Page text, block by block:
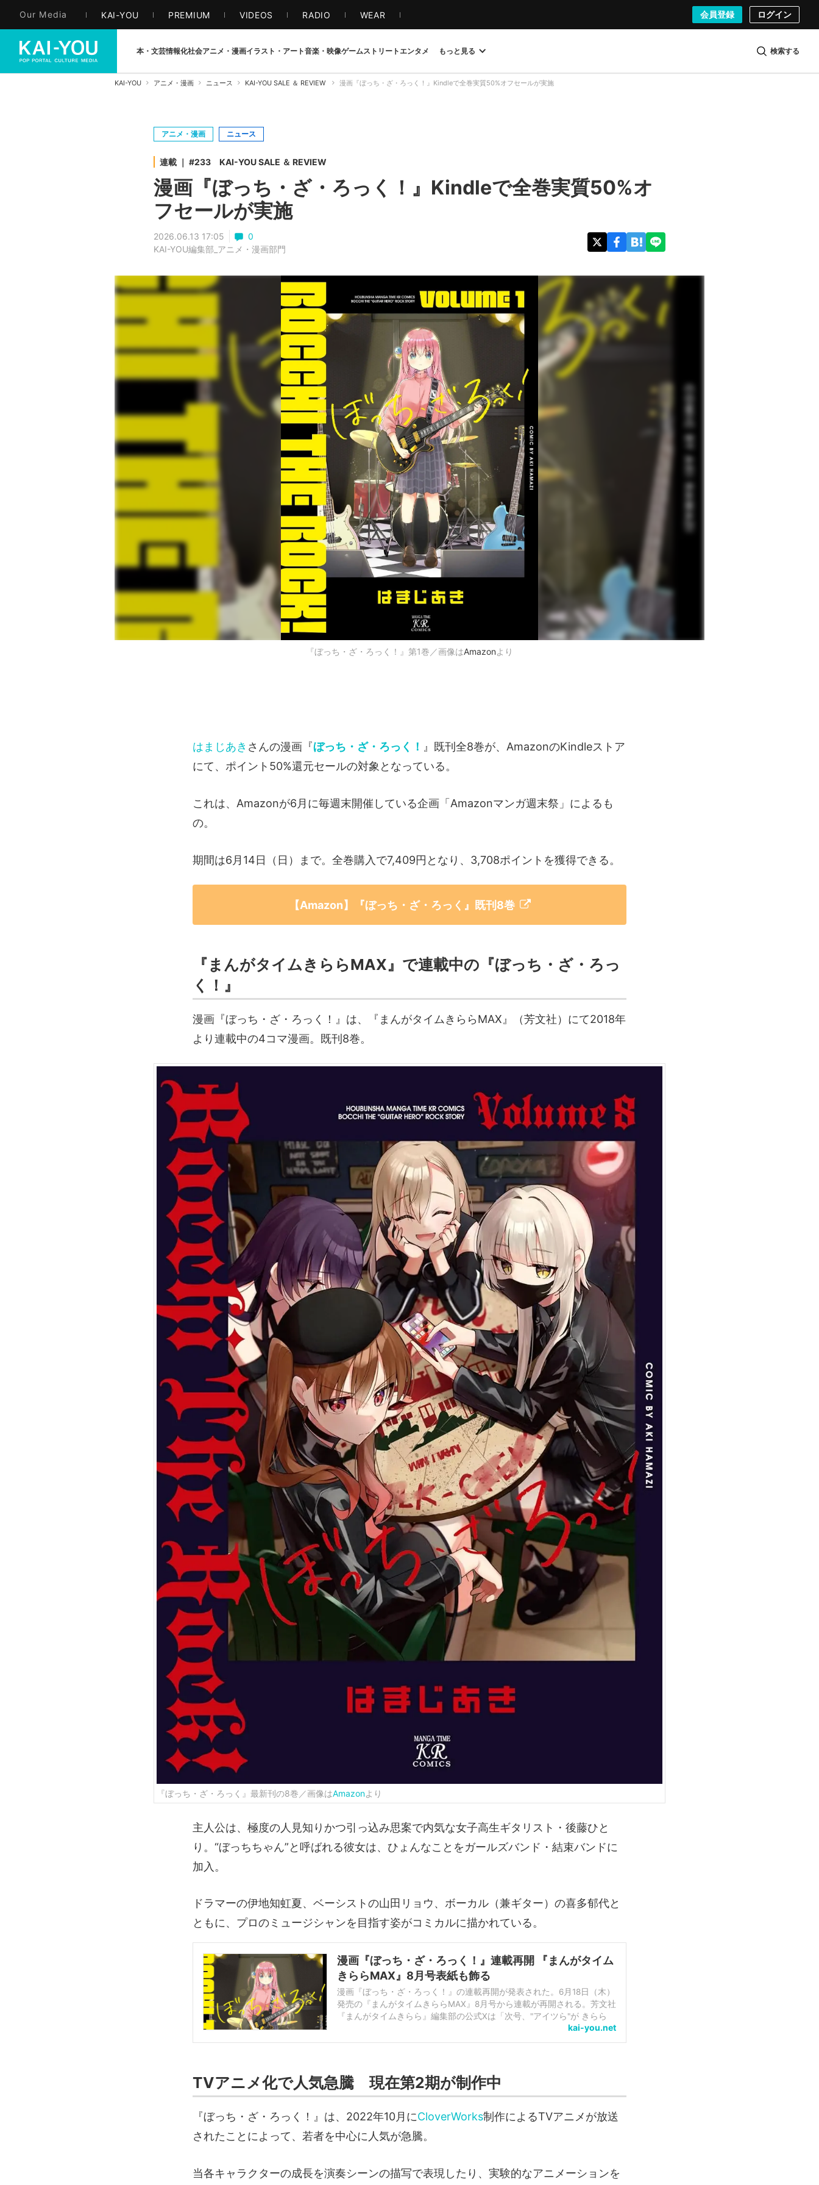
Our Media KAI-YOU PREMIUM VIDEOS RADIO WEAR 会員登録 ログイン
本・文芸情報化社会アニメ・漫画イラスト・アート音楽・映像ゲームストリート エンタメ もっと見る 検索する
KAI-YOU アニメ・漫画 ニュース KAI-YOU SALE ＆ REVIEW 漫画『ぼっち・ざ・ろっく！』Kindleで全巻実質50%オフセールが実施
アニメ・漫画 ニュース
連載 ｜ #233 KAI-YOU SALE ＆ REVIEW
漫画『ぼっち・ざ・ろっく！』Kindleで全巻実質50%オ
フセールが実施
2026.06.13 17:05
0
KAI-YOU編集部_アニメ・漫画部門
『ぼっち・ざ・ろっく！』第1巻／画像はAmazonより
はまじあき さんの漫画『ぼっち・ざ・ろっく！ 』既刊全8巻が、AmazonのKindleストア
にて、ポイント50%還元セールの対象となっている。
これは、Amazonが6月に毎週末開催している企画「Amazonマンガ週末祭」によるも
の。
期間は6月14日（日）まで。全巻購入で7,409円となり、3,708ポイントを獲得できる。
【Amazon】『ぼっち・ざ・ろっく』既刊8巻
『まんがタイムきららMAX』で連載中の『ぼっち・ざ・ろっ
く！』
漫画『ぼっち・ざ・ろっく！』は、『まんがタイムきららMAX』（芳文社）にて2018年
より連載中の4コマ漫画。既刊8巻。
『ぼっち・ざ・ろっく』最新刊の8巻／画像はAmazonより
主人公は、極度の人見知りかつ引っ込み思案で内気な女子高生ギタリスト・後藤ひと
り。“ぼっちちゃん”と呼ばれる彼女は、ひょんなことをガールズバンド・結束バンドに
加入。
ドラマーの伊地知虹夏、ベーシストの山田リョウ、ボーカル（兼ギター）の喜多郁代と
ともに、プロのミュージシャンを目指す姿がコミカルに描かれている。
漫画『ぼっち・ざ・ろっく！』連載再開 『まんがタイム
きららMAX』8月号表紙も飾る
漫画『ぼっち・ざ・ろっく！』の連載再開が発表された。6月18日（木）
発売の『まんがタイムきららMAX』8月号から連載が再開される。芳文社
『まんがタイムきらら』編集部の公式Xは「次号、"アイツら"が きらら
kai-you.net
TVアニメ化で人気急騰 現在第2期が制作中
『ぼっち・ざ・ろっく！』は、2022年10月にCloverWorks制作によるTVアニメが放送
されたことによって、若者を中心に人気が急騰。
当各キャラクターの成長を演奏シーンの描写で表現したり、実験的なアニメーションを